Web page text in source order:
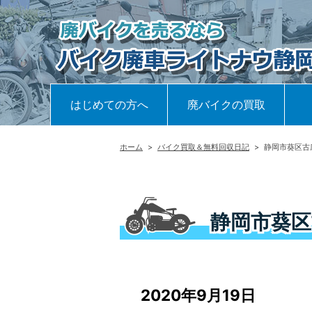
はじめての方へ 廃バイクの買取
ホーム > バイク買取＆無料回収日記 > 静岡市葵区
静岡市葵
2020年9月19日